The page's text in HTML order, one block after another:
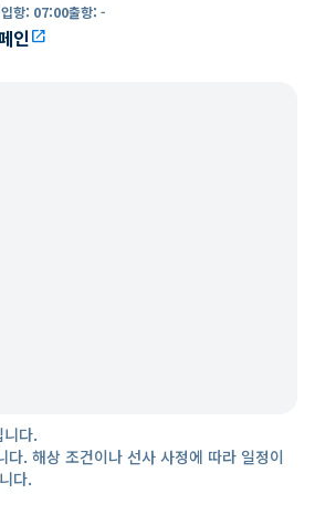
입항: 07:00출항: -
인open_in_new
다.
다. 해상 조건이나 선사 사정에 따라 일정이
다.